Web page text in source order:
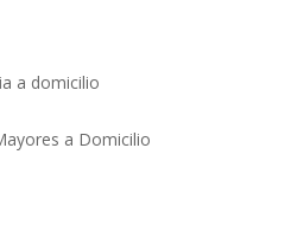
a domicilio
a Domicilio